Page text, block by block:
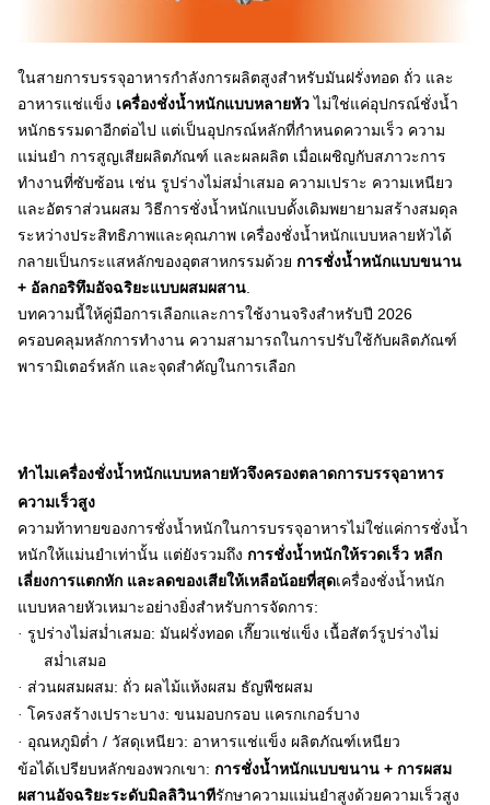
ในสายการบรรจุอาหารกำลังการผลิตสูงสำหรับมันฝรั่งทอด ถั่ว และ
อาหารแช่แข็ง เครื่องชั่งน้ำหนักแบบหลายหัวไม่ใช่แค่อุปกรณ์ชั่งน้ำ
หนักธรรมดาอีกต่อไป แต่เป็นอุปกรณ์หลักที่กำหนดความเร็ว ความ
แม่นยำ การสูญเสียผลิตภัณฑ์ และผลผลิต เมื่อเผชิญกับสภาวะการ
ทำงานที่ซับซ้อน เช่น รูปร่างไม่สม่ำเสมอ ความเปราะ ความเหนียว
และอัตราส่วนผสม วิธีการชั่งน้ำหนักแบบดั้งเดิมพยายามสร้างสมดุล
ระหว่างประสิทธิภาพและคุณภาพ เครื่องชั่งน้ำหนักแบบหลายหัวได้
กลายเป็นกระแสหลักของอุตสาหกรรมด้วย การชั่งน้ำหนักแบบขนาน
+ อัลกอริทึมอัจฉริยะแบบผสมผสาน
บทความนี้ให้คู่มือการเลือกและการใช้งานจริงสำหรับปี 2026
ครอบคลุมหลักการทำงาน ความสามารถในการปรับใช้กับผลิตภัณฑ์
พารามิเตอร์หลัก และจุดสำคัญในการเลือก
ทำไมเครื่องชั่งน้ำหนักแบบหลายหัวจึงครองตลาดการบรรจุอาหาร
ความเร็วสูง
ความท้าทายของการชั่งน้ำหนักในการบรรจุอาหารไม่ใช่แค่การชั่งน้ำ
หนักให้แม่นยำเท่านั้น แต่ยังรวมถึง การชั่งน้ำหนักให้รวดเร็ว หลีก
เลี่ยงการแตกหัก และลดของเสียให้เหลือน้อยที่สุดเครื่องชั่งน้ำหนัก
แบบหลายหัวเหมาะอย่างยิ่งสำหรับการจัดการ:
· รูปร่างไม่สม่ำเสมอ: มันฝรั่งทอด เกี๊ยวแช่แข็ง เนื้อสัตว์รูปร่างไม่
สม่ำเสมอ
· ส่วนผสมผสม: ถั่ว ผลไม้แห้งผสม ธัญพืชผสม
· โครงสร้างเปราะบาง: ขนมอบกรอบ แครกเกอร์บาง
· อุณหภูมิต่ำ / วัสดุเหนียว: อาหารแช่แข็ง ผลิตภัณฑ์เหนียว
ข้อได้เปรียบหลักของพวกเขา: การชั่งน้ำหนักแบบขนาน + การผสม
ผสานอัจฉริยะระดับมิลลิวินาทีรักษาความแม่นยำสูงด้วยความเร็วสูง